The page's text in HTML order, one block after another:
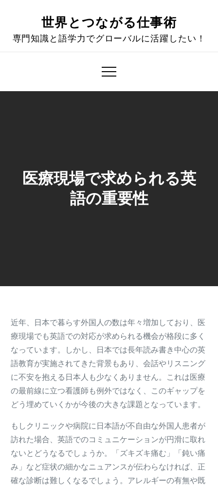
content
世界とつながる仕事術
専門知識と語学力でグローバルに活躍したい！
医療現場で求められる英
語の重要性
近年、日本で暮らす外国人の数は年々増加しており、医
療現場でも英語での対応が求められる機会が格段に多く
なっています。しかし、日本では長年読み書き中心の英
語教育が実施されてきた背景もあり、会話やリスニング
に不安を抱える日本人も少なくありません。これは医療
の最前線に立つ看護師も例外ではなく、このギャップを
どう埋めていくかが今後の大きな課題となっています。
もしクリニックや病院に日本語が不自由な外国人患者が
訪れた場合、英語でのコミュニケーションが円滑に取れ
ないとどうなるでしょうか。「ズキズキ痛む」「鈍い痛
み」など症状の細かなニュアンスが伝わらなければ、正
確な診断は難しくなるでしょう。アレルギーの有無や既